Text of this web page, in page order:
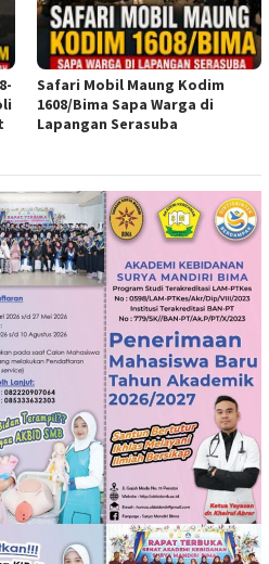
Safari Mobil Maung Kodim
1608/Bima Sapa Warga di
Lapangan Serasuba